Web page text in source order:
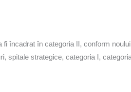
fi încadrat în categoria II, conform
spitale strategice, categoria I,